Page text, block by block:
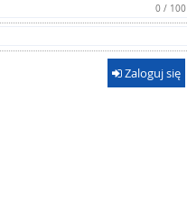
0 / 100
Zaloguj się